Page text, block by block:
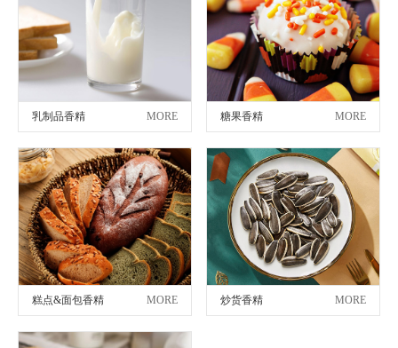
乳制品香精 MORE 糖果香精 MORE
糕点&面包香精 MORE 炒货香精 MORE